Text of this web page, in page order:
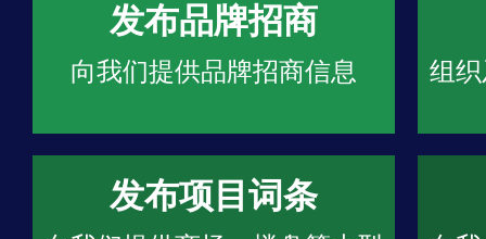
发布品牌招商
向我们提供品牌招商信息 组
发布项目词条